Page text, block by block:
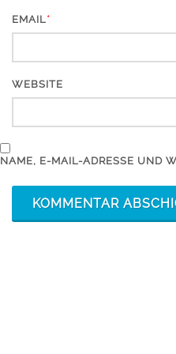
EMAIL*
WEBSITE
NAME, E-MAIL-ADRESSE UND